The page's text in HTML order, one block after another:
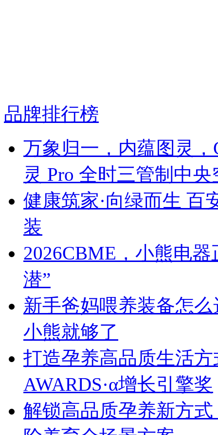
品牌排行榜
万象归一，内蕴图灵
灵 Pro 全时三管制中央
健康筑家·向绿而生 百
装
2026CBME，小熊电
潜”
新手爸妈喂养装备怎
小熊就够了
打造孕养高品质生活
AWARDS·α增长引擎奖
解锁高品质孕养新方